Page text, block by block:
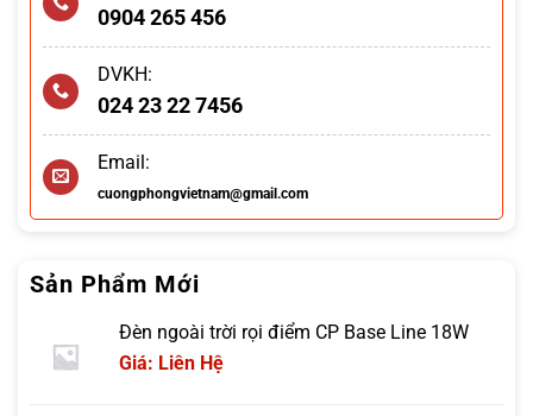
0904 265 456
DVKH:
024 23 22 7456
Email:
cuongphongvietnam@gmail.com
Sản Phẩm Mới
Đèn ngoài trời rọi điểm CP Base Line 18W
Giá: Liên Hệ